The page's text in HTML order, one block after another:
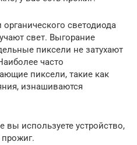
светодиода
свет. Выгорание
пиксели не затухают
часто
пиксели, такие как
изнашиваются
используете устройство,